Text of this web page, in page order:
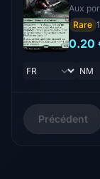
Aux
Rare
0.20
Précédent